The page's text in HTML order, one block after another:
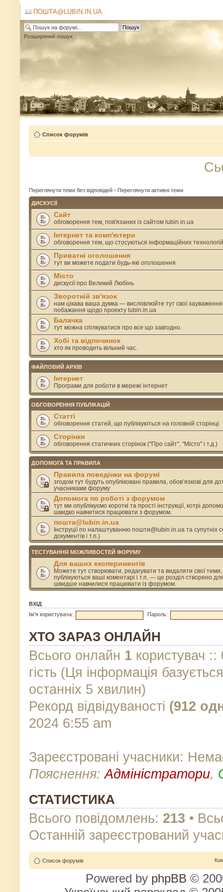
ПОШТА@LUBIN.IN.UA
Розширений пошук
Список форумів
Переглянути теми без відповідей • Переглянути активні теми
ДИСКУСІЇ
Сайт
обговорення тем, пов'язаних із сайтом lubin.in.ua
Інтернет та комп'ютери
обговорення тем, що стосуються інформаційних технологій
Приватні оголошення
тут ви можете подати будь-які оголошення
Місто
дискусії про Великий Любінь
Зворотній зв'язок
нам цікава ваша думка — висловлюйте тут свої
побажання щодо проекту lubin.in.ua
Балачка
тут можна спілкуватися про все що завгодно.
Хобі та відпочинок
хто як проводить вільний час.
ФАЙЛОВИЙ АРХІВ
Інтернет
Програми для роботи в мережі інтернет
ОБГОВОРЕННЯ ПУБЛІКАЦІЙ
Статті
обговорення статей, що публікуються на головній сторінці
Сторінки
обговорення статичних сторінок ("Про сайт", "Місто" і т.д.)
ДОПОМОГА ТА ПРАВИЛА
Правила поведінки на форумі
згодом тут будуть опубліковані правила, обов’язкові для
учасниками форуму
Допомога по роботі з форумом
тут ми опублікуємо короткі та прості інструкції, котрі
швидко навчитися працювати з форумом.
пошта@lubin.in.ua
Інструції по налаштуванню пошти@lubin.in.ua та супутніх
документів і т.п.)
ТЕСТУВАННЯ МОЖЛИВОСТЕЙ ФОРУМУ
Для ваших експериментів
Можете тут створювати, редагувати та видаляти свої теми,
публікуються ваші коментарі і т.п. — це розділ створено
швидше навчилися працювати із форумом.
ВХІД
Ім'я користувача:
Пароль:
ХТО ЗАРАЗ ОНЛАЙН
Всього онлайн 1 користувач ::
гість (Ця інформація
останніх 5 хвилин)
Рекорд відвідуваності (912
2024 6:55 am
Зареєстровані учасники:
Пояснення:Адміністратори,
СТАТИСТИКА
Всього повідомлень: 213 •
Останній зареєстрований
Список форумів
Powered by phpBB ©